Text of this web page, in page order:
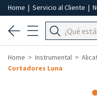
Home | Servicio al Cliente |
Home Instrumental
Cortadores Luna